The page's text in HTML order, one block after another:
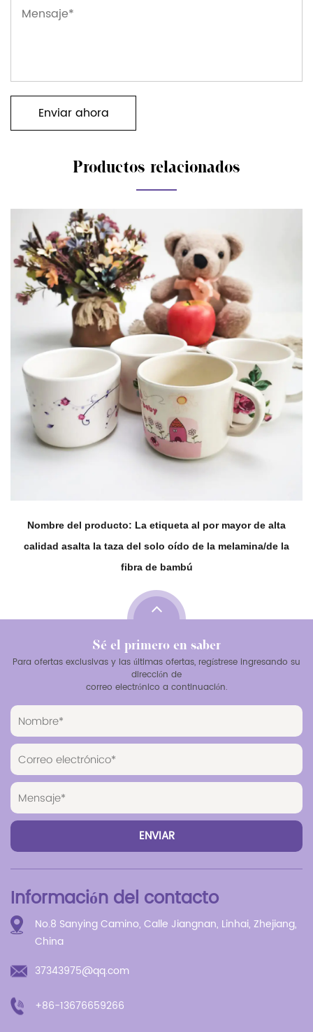
Productos relacionados
Nombre del producto: La etiqueta al por mayor de alta
calidad asalta la taza del solo oído de la melamina/de la
fibra de bambú
Sé el primero en saber
Para ofertas exclusivas y las últimas ofertas, regístrese ingresando su
dirección de
correo electrónico a continuación.
Información del contacto
No.8 Sanying Camino, Calle Jiangnan, Linhai, Zhejiang,
China
37343975@qq.com
+86-13676659266